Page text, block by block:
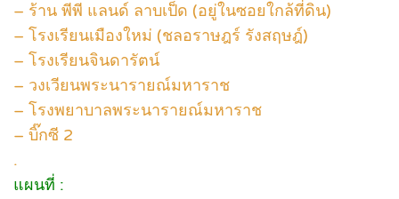
– ร้าน พีพี แลนด์ ลาบเป็ด (อยู่ในซอยใกล้ที่ดิน)
– โรงเรียนเมืองใหม่ (ชลอราษฎร์ รังสฤษฎ์)
– โรงเรียนจินดารัตน์
– วงเวียนพระนารายณ์มหาราช
– โรงพยาบาลพระนารายณ์มหาราช
– บิ๊กซี 2
.
แผนที่ :